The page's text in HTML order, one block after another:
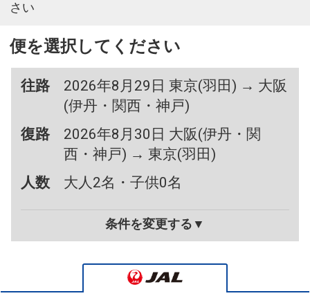
さい
便を選択してください
往路
2026年8月29日 東京(羽田) → 大阪
(伊丹・関西・神戸)
復路
2026年8月30日 大阪(伊丹・関
西・神戸) → 東京(羽田)
人数
大人2名・子供0名
条件を変更する▼